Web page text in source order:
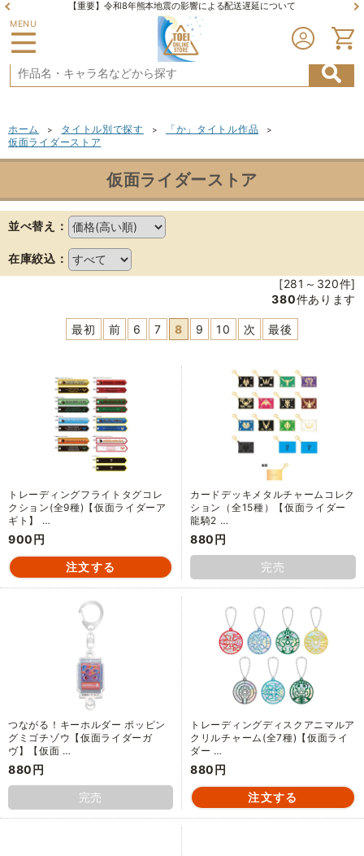
【重要】令和8年熊本地震の影響による配送遅延について
MENU
ホーム > タイトル別で探す > 「か」タイトル作品 >
仮面ライダーストア
仮面ライダーストア
並べ替え：
在庫絞込：
[281～320件]
380件あります
最初 前 6 7 8 9 10 次 最後
トレーディングフライトタグコレ
クション(全9種)【仮面ライダーア
ギト】 …
900円
カードデッキメタルチャームコレク
ション（全15種）【仮面ライダー
龍騎2 …
880円
完売
つながる！キーホルダー ポッピン
グミゴチゾウ【仮面ライダーガ
ヴ】【仮面 …
880円
完売
トレーディングディスクアニマルア
クリルチャーム(全7種)【仮面ライ
ダー …
880円